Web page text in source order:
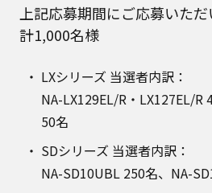
上記応募期間にご応募いた
計1,000名様
LXシリーズ 当選者内訳：
NA-LX129EL/R・LX127EL/R
50名
SDシリーズ 当選者内訳：
NA-SD10UBL 250名、NA-